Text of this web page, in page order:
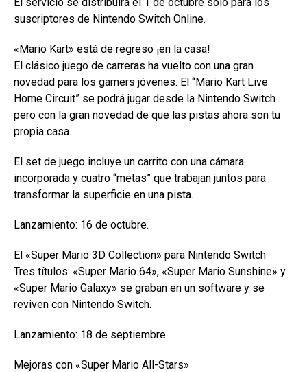
suscriptores de Nintendo Switch Online.
«Mario Kart» está de regreso ¡en la casa!
El clásico juego de carreras ha vuelto con una gran
novedad para los gamers jóvenes. El “Mario Kart Live
Home Circuit” se podrá jugar desde la Nintendo Switch
pero con la gran novedad de que las pistas ahora son tu
propia casa.
El set de juego incluye un carrito con una cámara
incorporada y cuatro “metas” que trabajan juntos para
transformar la superficie en una pista.
Lanzamiento: 16 de octubre.
El «Super Mario 3D Collection» para Nintendo Switch
Tres títulos: «Super Mario 64», «Super Mario Sunshine» y
«Super Mario Galaxy» se graban en un software y se
reviven con Nintendo Switch.
Lanzamiento: 18 de septiembre.
Mejoras con «Super Mario All-Stars»